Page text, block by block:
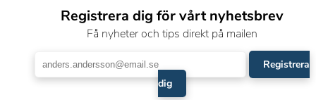
Registrera dig för vårt nyhetsbrev
Få nyheter och tips direkt på mailen
Registrera
dig